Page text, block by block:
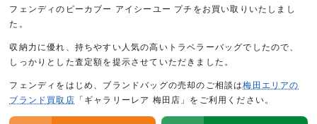
フェンディのピーカブー アイシーユー プチをお買い取りいたしまし
た。
収納力に優れ、持ちやすい人気の高いトラベラーバッグでしたので、
しっかりとした査定額を提示させていただきました。
フェンディをはじめ、ブランドバッグの売却のご相談は梅田エリアの
ブランド買取店 「ギャラリーレア 梅田店」をご利用ください。